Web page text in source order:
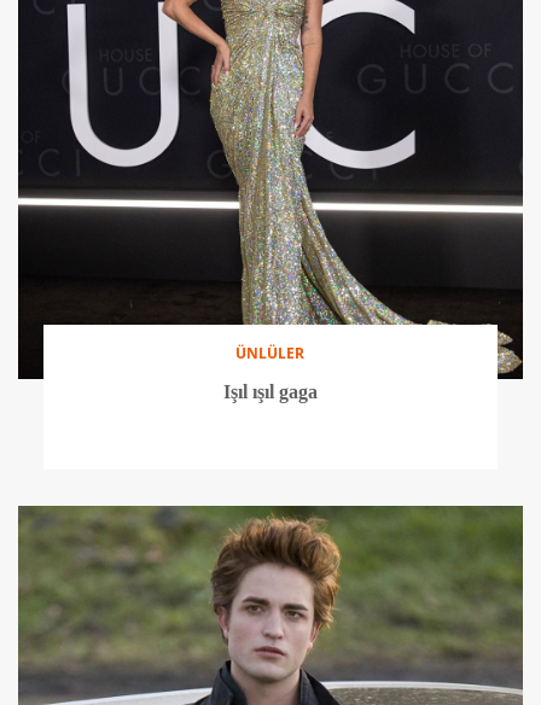
ÜNLÜLER
Işıl ışıl gaga